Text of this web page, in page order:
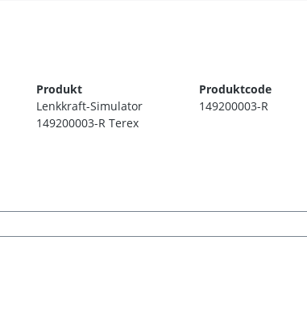
Produkt
Lenkkraft-Simulator
149200003-R Terex
Produktcode
149200003-R